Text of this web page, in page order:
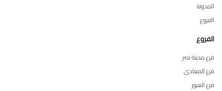
المدونة
الفروع
الفروع
فرع مدينة نصر
فرع المعادى
فرع العبور